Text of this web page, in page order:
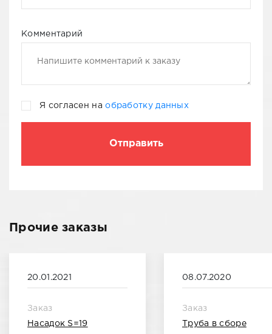
Комментарий
Я согласен наобработку данных
Прочие заказы
20.01.2021
Заказ
Насадок S=19
08.07.2020
Заказ
Труба в сборе